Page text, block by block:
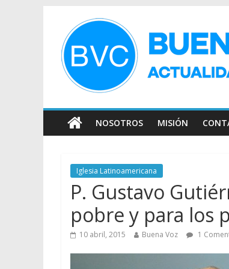
NOSOTROS MISIÓN
Iglesia Latinoamericana
P. Gustavo
pobre y para los
10 abril, 2015 Buena Voz 1